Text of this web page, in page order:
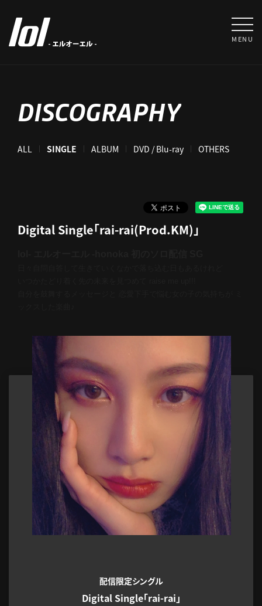
MENU
DISCOGRAPHY
ALL SINGLE ALBUM DVD / Blu-ray OTHERS
Digital Single「rai-rai(Prod.KM)」
配信限定シングル
Digital Single「rai-rai」